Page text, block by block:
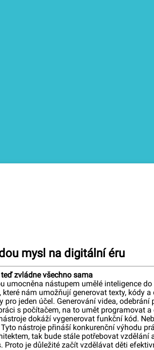
mysl na digitální éru
zvládne všechno sama
umocněna nástupem umělé inteligence
nám umožňují generovat texty, kódy
jeden účel. Generování videa,
s počítačem, na to umět programovat
dokáží vygenerovat funkční kód.
nástroje přináší konkurenční výhodu
tak bude stále potřebovat
je důležité začít vzdělávat děti